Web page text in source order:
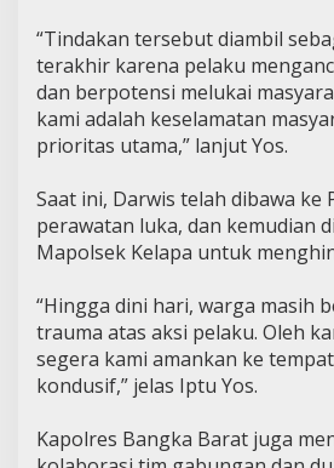
“Tindakan tersebut diambil
terakhir karena pelaku
dan berpotensi melukai
kami adalah keselamatan
prioritas utama,” lanjut Yos.
Saat ini, Darwis telah dibawa ke
perawatan luka, dan kemudian
Mapolsek Kelapa untuk
“Hingga dini hari, warga masih
trauma atas aksi pelaku. Oleh
segera kami amankan ke
kondusif,” jelas Iptu Yos.
Kapolres Bangka Barat juga